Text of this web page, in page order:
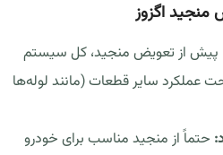
اگزوز
پیش از تعویض منجید، کل سیستم
عملکرد سایر قطعات (مانند لوله‌ها
حتماً از منجید مناسب برای خودرو